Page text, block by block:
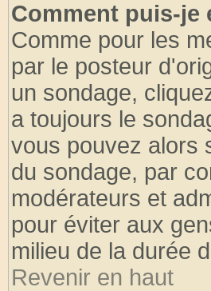
Comment puis-je
Comme pour les
par le posteur
un sondage,
a toujours le
vous pouvez alors
du sondage, par
modérateurs et
pour éviter aux
milieu de la durée
Revenir en haut